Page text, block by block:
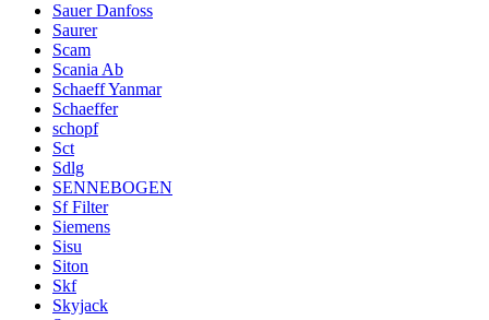
Sauer Danfoss
Saurer
Scam
Scania Ab
Schaeff Yanmar
Schaeffer
schopf
Sct
Sdlg
SENNEBOGEN
Sf Filter
Siemens
Sisu
Siton
Skf
Skyjack